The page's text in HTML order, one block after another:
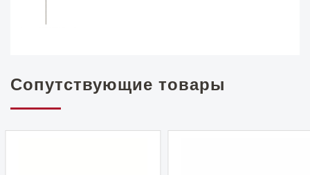
Сопутствующие товары